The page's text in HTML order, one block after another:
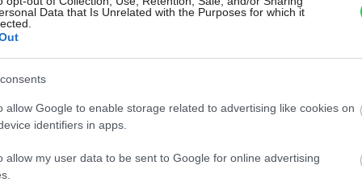
Data that Is Unrelated with the Purposes for which it
allow Google to enable storage related to advertising like cookies on
identifiers in apps.
allow my user data to be sent to Google for online advertising
jej manželovi, nebolo viac o čom diskutovať, len ju